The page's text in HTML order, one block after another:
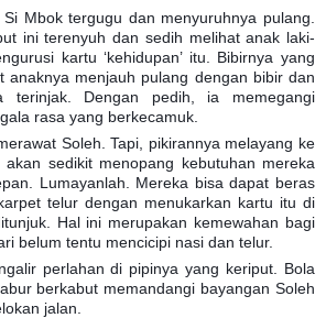
Mbok tergugu dan menyuruhnya pulang.
ini terenyuh dan sedih melihat anak laki-
kartu ‘kehidupan’ itu. Bibirnya yang
anaknya menjauh pulang dengan bibir dan
terinjak. Dengan pedih, ia memegangi
rasa yang berkecamuk.
Soleh. Tapi, pikirannya melayang ke
sedikit menopang kebutuhan mereka
Lumayanlah. Mereka bisa dapat beras
telur dengan menukarkan kartu itu di
Hal ini merupakan kemewahan bagi
belum tentu mencicipi nasi dan telur.
perlahan di pipinya yang keriput. Bola
berkabut memandangi bayangan Soleh
jalan.